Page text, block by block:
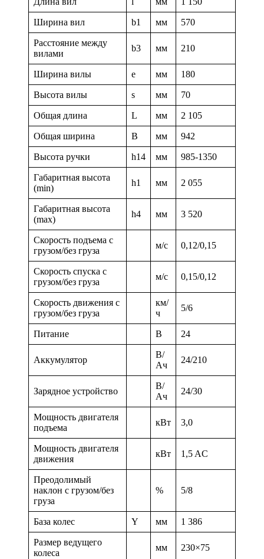
Ширина вил b1 мм 570
Расстояние между
вилами
b3 мм 210
Ширина вилы e мм 180
Высота вилы s мм 70
Общая длина L мм 2 105
Общая ширина B мм 942
Высота ручки h14 мм 985-1350
Габаритная высота
(min)
h1 мм 2 055
Габаритная высота
(max)
h4 мм 3 520
Скорость подъема с
грузом/без груза
м/с 0,12/0,15
Скорость спуска с
грузом/без груза
м/с 0,15/0,12
Скорость движения с
грузом/без груза
км/
ч
5/6
Питание В 24
Аккумулятор
В/
Ач
24/210
Зарядное устройство
В/
Ач
24/30
Мощность двигателя
подъема
кВт 3,0
Мощность двигателя
движения
кВт 1,5 AC
Преодолимый
наклон с грузом/без
груза
% 5/8
База колес Y мм 1 386
Размер ведущего
колеса
мм 230×75